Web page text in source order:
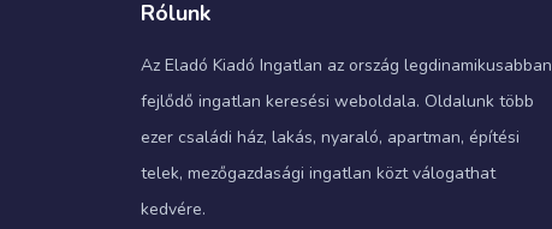
Rólunk
Az Eladó Kiadó Ingatlan az ország legdinamikusabban
fejlődő ingatlan keresési weboldala. Oldalunk több
ezer családi ház, lakás, nyaraló, apartman, építési
telek, mezőgazdasági ingatlan közt válogathat
kedvére.